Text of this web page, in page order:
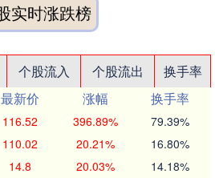
实时涨跌榜
个股流入 个股流出
换手率
最新价 涨幅
换手率
116.52 396.89% 79.39%
110.02 20.21% 16.80%
14.8 20.03% 14.18%